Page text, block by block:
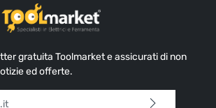
gratuita Toolmarket e assicurati di non
ed offerte.